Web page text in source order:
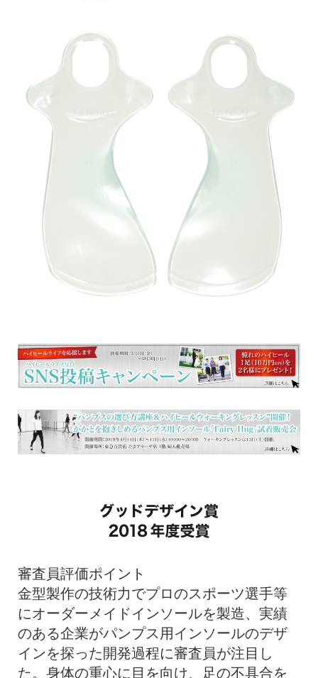
審査員評価ポイント
金型製作の技術力でプロのスポーツ選手等
にオーダーメイドインソールを製造、実績
のある企業がパンプス用インソールのデザ
インを探った開発過程に審査員が注目し
た。身体の重心に目を向け、足の不具合を